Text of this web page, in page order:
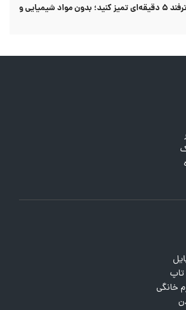
مایکروویو را با این ترفند ۵ دقیقه‌ای تمیز کنید؛ بدون مواد شیمیایی و
تاپ
خانگی